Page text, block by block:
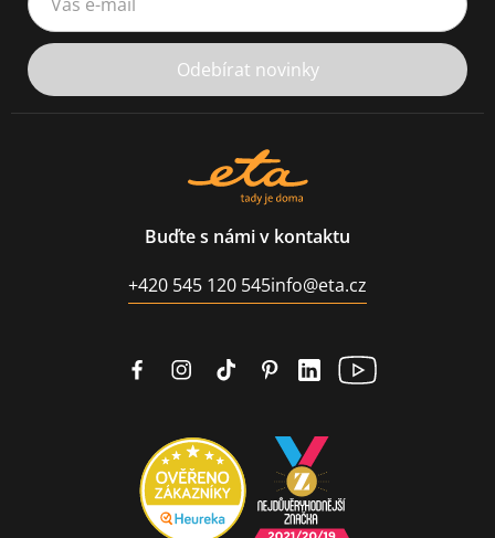
Odebírat novinky
Buďte s námi v kontaktu
+420 545 120 545info@eta.cz